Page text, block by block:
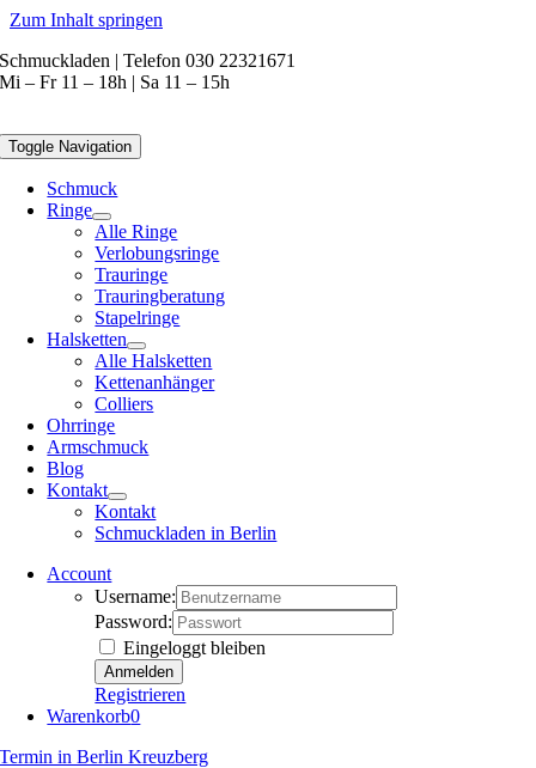
Zum Inhalt springen
Schmuckladen | Telefon 030 22321671
Mi – Fr 11 – 18h | Sa 11 – 15h
Toggle Navigation
Schmuck
Ringe
Alle Ringe
Verlobungsringe
Trauringe
Trauringberatung
Stapelringe
Halsketten
Alle Halsketten
Kettenanhänger
Colliers
Ohrringe
Armschmuck
Blog
Kontakt
Kontakt
Schmuckladen in Berlin
Account
Username:
Password:
Eingeloggt bleiben
Registrieren
Warenkorb0
Termin in Berlin Kreuzberg